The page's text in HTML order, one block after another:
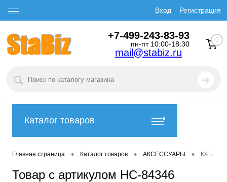
Вход Регистрация
+7-499-243-83-93
пн-пт 10:00-18:30
mail@stabiz.ru
0
Каталог товаров
Главная страница • Каталог товаров • АКСЕССУАРЫ •
Товар с артикулом HC-84346